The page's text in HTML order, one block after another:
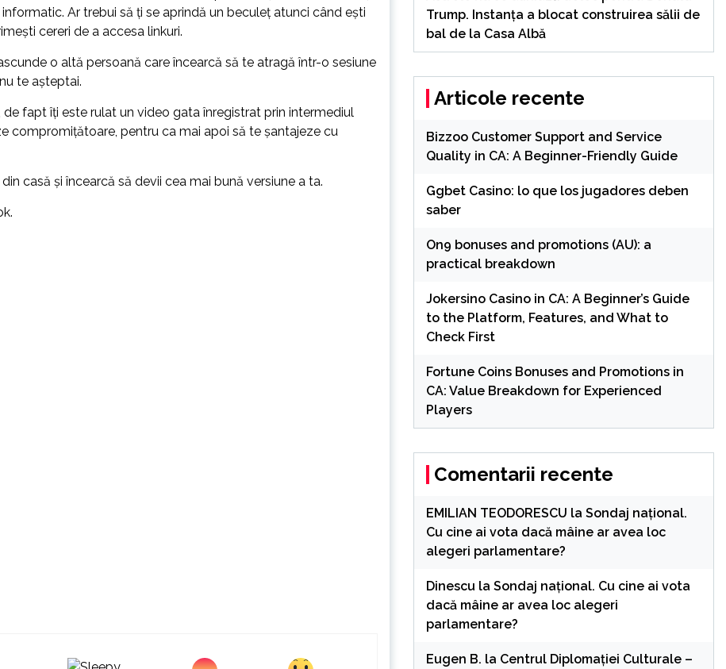
Ar trebui să ți se aprindă un beculeț atunci când ești
cereri de a accesa linkuri.
o altă persoană care încearcă să te atragă într-o sesiune
te așteptai.
fapt îți este rulat un video gata înregistrat prin intermediul
compromițătoare, pentru ca mai apoi să te șantajeze cu
casă și încearcă să devii cea mai bună versiune a ta.
Trump. Instanța a blocat construirea sălii de
bal de la Casa Albă
Articole recente
Bizzoo Customer Support and Service
Quality in CA: A Beginner-Friendly Guide
Ggbet Casino: lo que los jugadores deben
saber
On9 bonuses and promotions (AU): a
practical breakdown
Jokersino Casino in CA: A Beginner’s Guide
to the Platform, Features, and What to
Check First
Fortune Coins Bonuses and Promotions in
CA: Value Breakdown for Experienced
Players
Comentarii recente
EMILIAN TEODORESCU la Sondaj național.
Cu cine ai vota dacă mâine ar avea loc
alegeri parlamentare?
Dinescu la Sondaj național. Cu cine ai vota
dacă mâine ar avea loc alegeri
parlamentare?
Eugen B. la Centrul Diplomației Culturale –